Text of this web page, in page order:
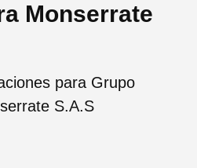
Monserrate
para Grupo
S.A.S